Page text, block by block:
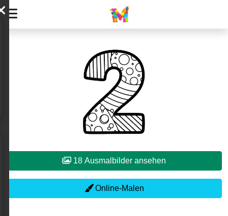
18 Ausmalbilder ansehen
Online-Malen